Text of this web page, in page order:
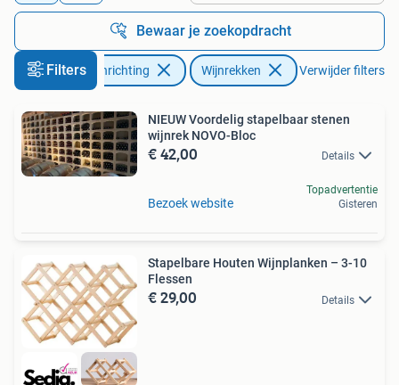
Bewaar je zoekopdracht
Filters
Huis en Inrichting Wijnrekken Verwijder filters
NIEUW Voordelig stapelbaar stenen
wijnrek NOVO-Bloc
€ 42,00 Details
Bezoek website
Topadvertentie
Gisteren
Stapelbare Houten Wijnplanken – 3-10
Flessen
€ 29,00 Details